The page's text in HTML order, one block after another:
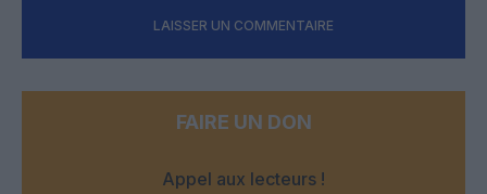
LAISSER UN COMMENTAIRE
FAIRE UN DON
Appel aux lecteurs !